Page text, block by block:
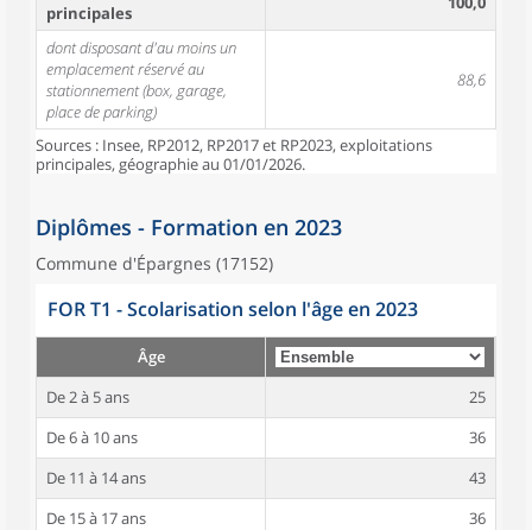
principales
dont disposant d'au moins un
emplacement réservé au
stationnement (box, garage,
place de parking)
88,6
Sources : Insee, RP2012, RP2017 et RP2023, exploitations
principales, géographie au 01/01/2026.
Diplômes - Formation en 2023
Commune d'Épargnes (17152)
FOR T1 - Scolarisation selon l'âge en 2023
Âge
De 2 à 5 ans
25
De 6 à 10 ans
36
De 11 à 14 ans
43
De 15 à 17 ans
36